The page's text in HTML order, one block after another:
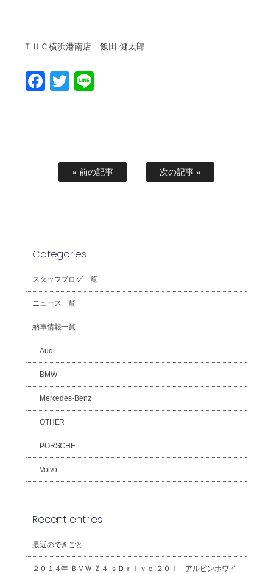
ＴＵＣ横浜港南店 飯田 健太郎
Facebook
Twitter
« 前の記事 次の記事 »
Categories
スタッフブログ一覧
ニュース一覧
納車情報一覧
Audi
BMW
Mercedes-Benz
OTHER
PORSCHE
Volvo
Recent entries
最近のできごと
２０１４年 ＢＭＷ Ｚ４ ｓＤｒｉｖｅ ２０ｉ アルピンホワイ